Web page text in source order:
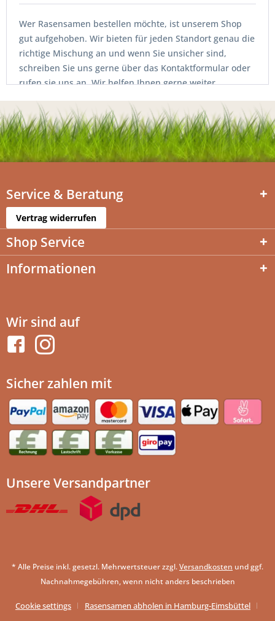
Wer Rasensamen bestellen möchte, ist unserem Shop
gut aufgehoben. Wir bieten für jeden Standort genau die
richtige Mischung an und wenn Sie unsicher sind,
schreiben Sie uns gerne über das Kontaktformular oder
rufen sie uns an. Wir helfen Ihnen gerne weiter.
versandkostenfrei und schnell mit DHL.
Service & Beratung
Vertrag widerrufen
Shop Service
Informationen
Wir sind auf
Sicher zahlen mit
Unsere Versandpartner
* Alle Preise inkl. gesetzl. Mehrwertsteuer zzgl.Versandkosten und ggf.
Nachnahmegebühren, wenn nicht anders beschrieben
Cookie settings Rasensamen abholen in Hamburg-Eimsbüttel